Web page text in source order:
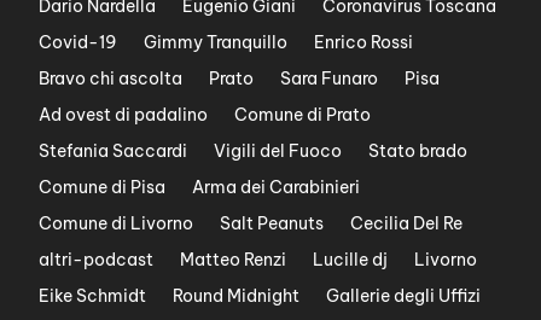
Dario Nardella
Eugenio Giani
Coronavirus Toscana
Covid-19
Gimmy Tranquillo
Enrico Rossi
Bravo chi ascolta
Prato Sara Funaro
Pisa
Ad ovest di padalino
Comune di Prato
Stefania Saccardi
Vigili del Fuoco
Stato brado
Comune di Pisa
Arma dei Carabinieri
Comune di Livorno
Salt Peanuts
Cecilia Del Re
altri-podcast
Matteo Renzi Lucille dj
Livorno
Eike Schmidt
Round Midnight
Gallerie degli Uffizi